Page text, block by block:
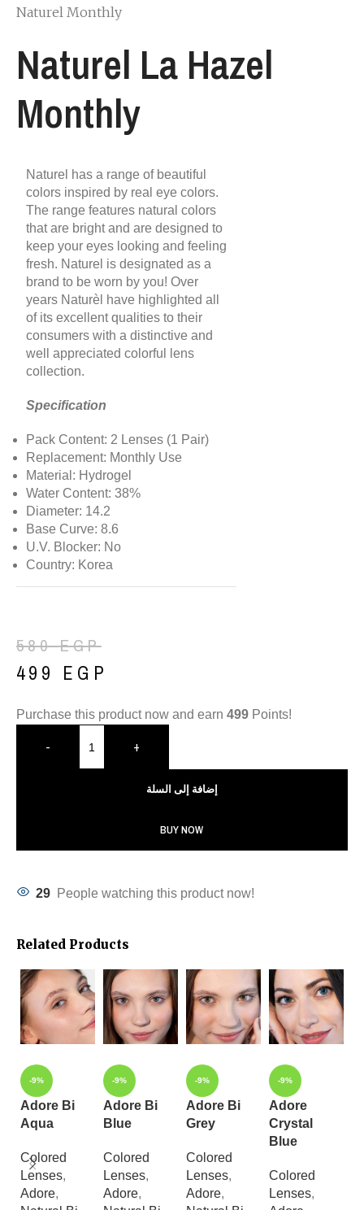
Naturel Monthly
Naturel La Hazel
Monthly
Naturel has a range of beautiful
colors inspired by real eye colors.
The range features natural colors
that are bright and are designed to
keep your eyes looking and feeling
fresh. Naturel is designated as a
brand to be worn by you! Over
years Naturèl have highlighted all
of its excellent qualities to their
consumers with a distinctive and
well appreciated colorful lens
collection.
Specification
Pack Content: 2 Lenses (1 Pair)
Replacement: Monthly Use
Material: Hydrogel
Water Content: 38%
Diameter: 14.2
Base Curve: 8.6
U.V. Blocker: No
Country: Korea
580EGP
499 EGP
Purchase this product now and earn 499 Points!
- +
إضافة إلى السلة
BUY NOW
29 People watching this product now!
Related Products
-9%
Adore Bi
Aqua
Colored
Lenses,
Adore,
-9%
Adore Bi
Blue
Colored
Lenses,
Adore,
-9%
Adore Bi
Grey
Colored
Lenses,
Adore,
-9%
Adore
Crystal
Blue
Colored
Lenses,